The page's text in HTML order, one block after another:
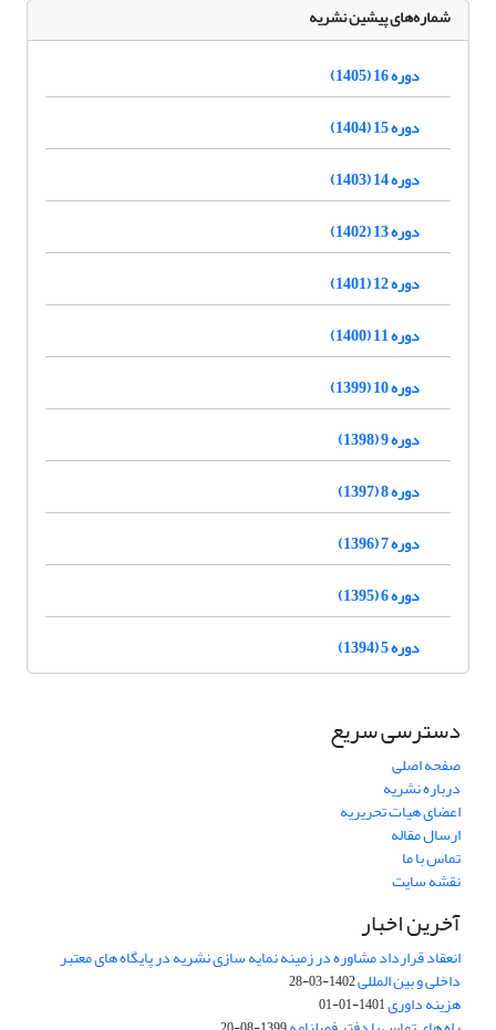
شماره‌های پیشین نشریه
دوره 16 (1405)
دوره 15 (1404)
دوره 14 (1403)
دوره 13 (1402)
دوره 12 (1401)
دوره 11 (1400)
دوره 10 (1399)
دوره 9 (1398)
دوره 8 (1397)
دوره 7 (1396)
دوره 6 (1395)
دوره 5 (1394)
دسترسی سریع
صفحه اصلی
درباره نشریه
اعضای هیات تحریریه
ارسال مقاله
تماس با ما
نقشه سایت
آخرین اخبار
انعقاد قرارداد مشاوره در زمینه نمایه سازی نشریه در پایگاه های معتبر
داخلی و بین المللی1402-03-28
هزینه داوری1401-01-01